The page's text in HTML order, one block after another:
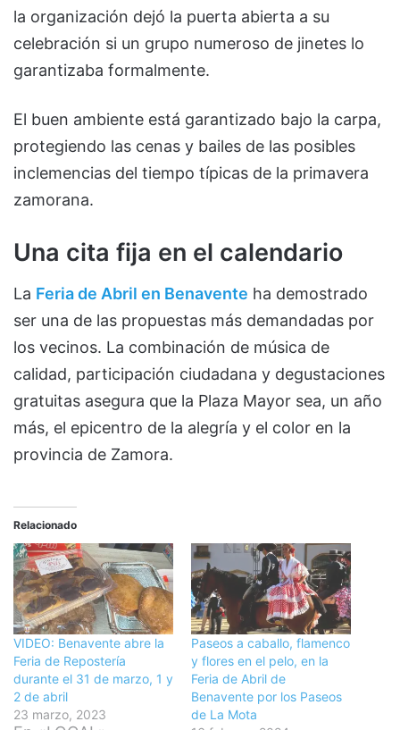
la organización dejó la puerta abierta a su
celebración si un grupo numeroso de jinetes lo
garantizaba formalmente.
El buen ambiente está garantizado bajo la carpa,
protegiendo las cenas y bailes de las posibles
inclemencias del tiempo típicas de la primavera
zamorana.
Una cita fija en el calendario
La Feria de Abril en Benavente ha demostrado
ser una de las propuestas más demandadas por
los vecinos. La combinación de música de
calidad, participación ciudadana y degustaciones
gratuitas asegura que la Plaza Mayor sea, un año
más, el epicentro de la alegría y el color en la
provincia de Zamora.
Relacionado
VIDEO: Benavente abre la
Feria de Repostería
durante el 31 de marzo, 1 y
2 de abril
23 marzo, 2023
Paseos a caballo, flamenco
y flores en el pelo, en la
Feria de Abril de
Benavente por los Paseos
de La Mota